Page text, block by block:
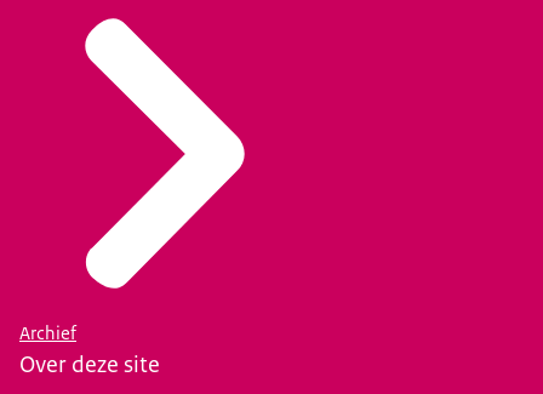
Archief
Over deze site